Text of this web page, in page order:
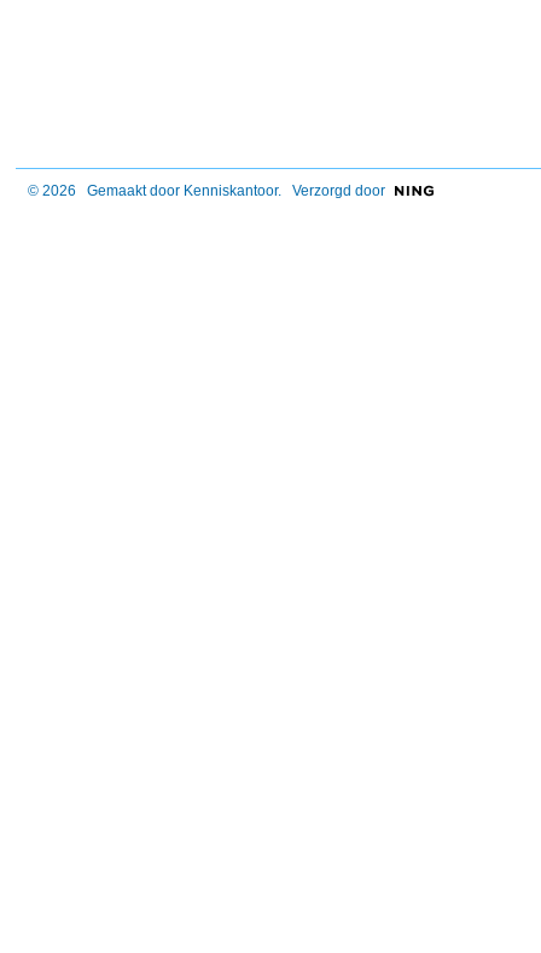
© 2026 Gemaakt door Kenniskantoor. Verzorgd door